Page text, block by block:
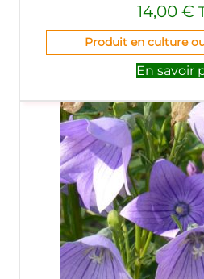
14,00 €
Produit en culture
En savoir